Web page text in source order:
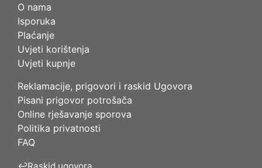
O nama
Isporuka
Plaćanje
Uvjeti korištenja
Uvjeti kupnje
Reklamacije, prigovori i raskid Ugovora
Pisani prigovor potrošača
Online rješavanje sporova
Politika privatnosti
FAQ